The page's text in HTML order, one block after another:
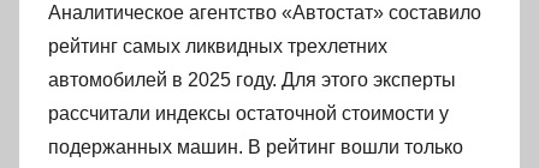
Аналитическое агентство «Автостат» составило
рейтинг самых ликвидных трехлетних
автомобилей в 2025 году. Для этого эксперты
рассчитали индексы остаточной стоимости у
подержанных машин. В рейтинг вошли только